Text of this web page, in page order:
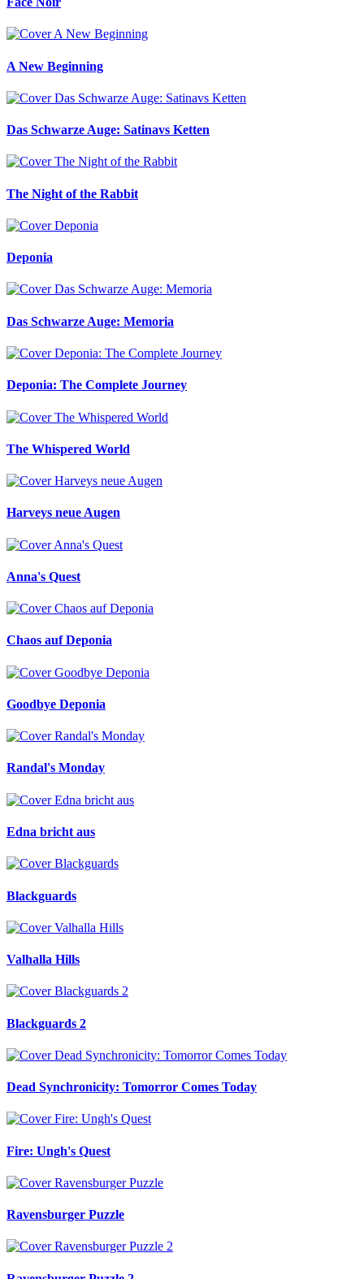
A New Beginning
Das Schwarze Auge: Satinavs Ketten
The Night of the Rabbit
Deponia
Das Schwarze Auge: Memoria
Deponia: The Complete Journey
The Whispered World
Harveys neue Augen
Anna's Quest
Chaos auf Deponia
Goodbye Deponia
Randal's Monday
Edna bricht aus
Blackguards
Valhalla Hills
Blackguards 2
Dead Synchronicity: Tomorror Comes Today
Fire: Ungh's Quest
Ravensburger Puzzle